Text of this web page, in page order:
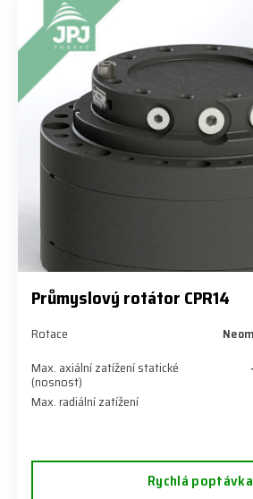
Průmyslový rotátor CPR14
Rotace
Max. axiální zatížení statické
(nosnost)
Max. radiální zatížení
Rychlá poptávka